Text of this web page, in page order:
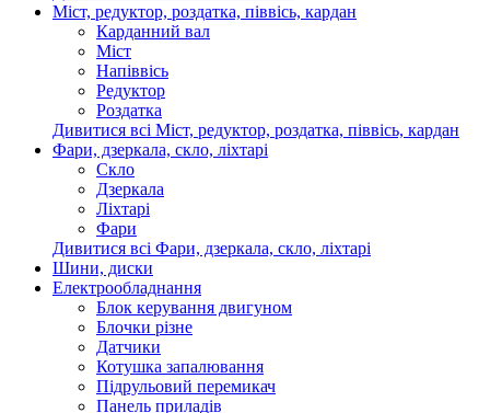
Міст, редуктор, роздатка, піввісь, кардан
Карданний вал
Міст
Напіввісь
Редуктор
Роздатка
Дивитися всі Міст, редуктор, роздатка, піввісь, кардан
Фари, дзеркала, скло, ліхтарі
Cкло
Дзеркала
Ліхтарі
Фари
Дивитися всі Фари, дзеркала, скло, ліхтарі
Шини, диски
Електрообладнання
Блок керування двигуном
Блочки різне
Датчики
Котушка запалювання
Підрульовий перемикач
Панель приладів